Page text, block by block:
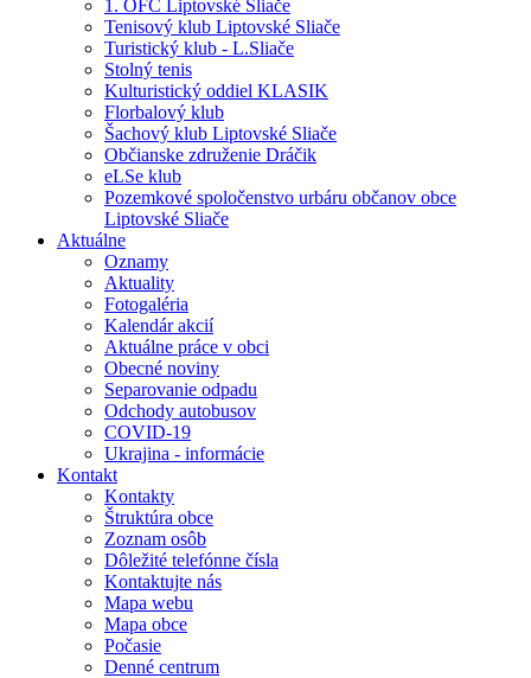
1. OFC Liptovské Sliače
Tenisový klub Liptovské Sliače
Turistický klub - L.Sliače
Stolný tenis
Kulturistický oddiel KLASIK
Florbalový klub
Šachový klub Liptovské Sliače
Občianske združenie Dráčik
eLSe klub
Pozemkové spoločenstvo urbáru občanov obce
Liptovské Sliače
Aktuálne
Oznamy
Aktuality
Fotogaléria
Kalendár akcií
Aktuálne práce v obci
Obecné noviny
Separovanie odpadu
Odchody autobusov
COVID-19
Ukrajina - informácie
Kontakt
Kontakty
Štruktúra obce
Zoznam osôb
Dôležité telefónne čísla
Kontaktujte nás
Mapa webu
Mapa obce
Počasie
Denné centrum